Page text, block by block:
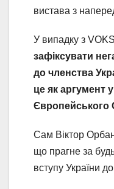
вистава з
У випадку з
зафіксувати
до членства
це як аргумент
Європейського
Сам Віктор
що прагне за
вступу України